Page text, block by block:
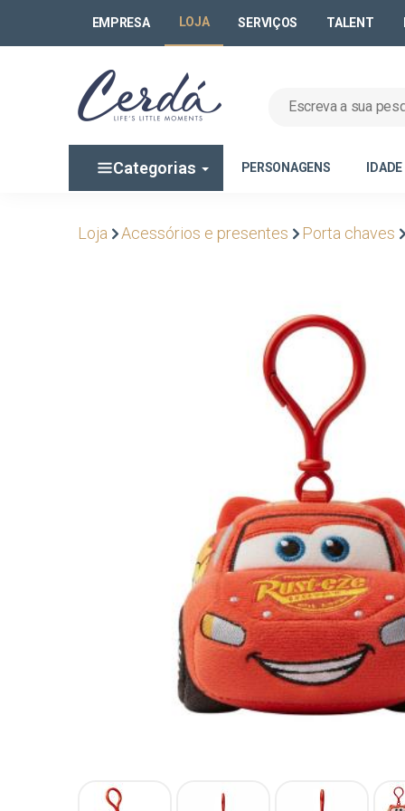
EMPRESA LOJA SERVIÇOS TALENT
Categorias PERSONAGENS IDADE
Loja Acessórios e presentes Porta chaves